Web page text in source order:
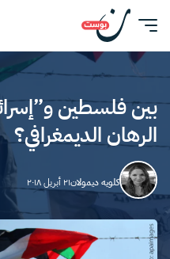
بين فلسطين
الرهان الديمغرافي؟
كلويه ديمولان٢١ أبريل ٢٠١٨